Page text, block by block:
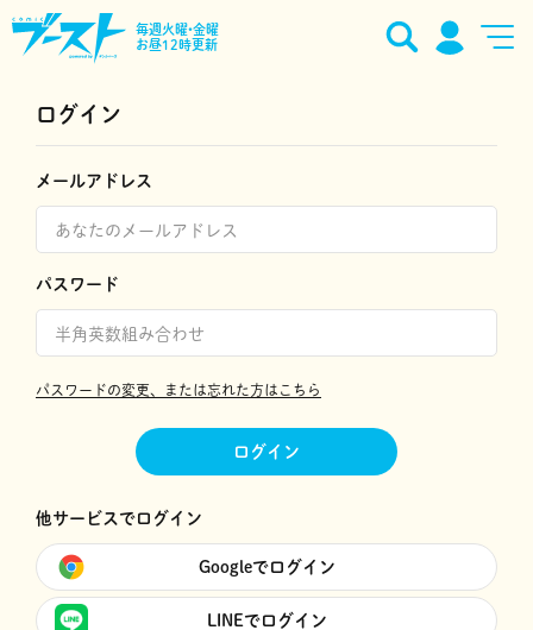
毎週火曜•金曜
お昼12時更新
ログイン
メールアドレス
パスワード
パスワードの変更、または忘れた方はこちら
ログイン
他サービスでログイン
Googleでログイン
LINEでログイン